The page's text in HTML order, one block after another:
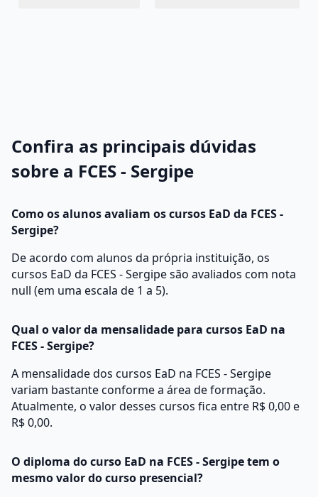
Confira as principais dúvidas
sobre a FCES - Sergipe
Como os alunos avaliam os cursos EaD da FCES -
Sergipe?
De acordo com alunos da própria instituição, os
cursos EaD da FCES - Sergipe são avaliados com nota
null (em uma escala de 1 a 5).
Qual o valor da mensalidade para cursos EaD na
FCES - Sergipe?
A mensalidade dos cursos EaD na FCES - Sergipe
variam bastante conforme a área de formação.
Atualmente, o valor desses cursos fica entre R$ 0,00 e
R$ 0,00.
O diploma do curso EaD na FCES - Sergipe tem o
mesmo valor do curso presencial?